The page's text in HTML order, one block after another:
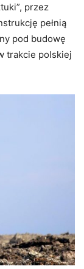
przez
pełnią
pod budowę
trakcie polskiej